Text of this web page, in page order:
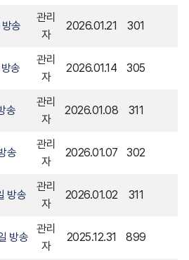
송
관리
자
2026.01.21 301
송
관리
자
2026.01.14 305
송
관리
자
2026.01.08 311
송
관리
자
2026.01.07 302
방송
관리
자
2026.01.02 311
방송
관리
자
2025.12.31 899